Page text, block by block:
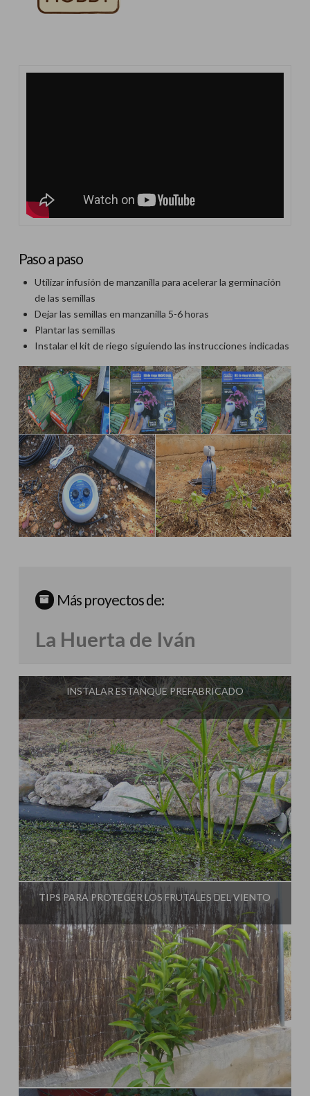
Paso a paso
Utilizar infusión de manzanilla para acelerar la germinación
de las semillas
Dejar las semillas en manzanilla 5-6 horas
Plantar las semillas
Instalar el kit de riego siguiendo las instrucciones indicadas
Más proyectos de:
La Huerta de Iván
INSTALAR ESTANQUE PREFABRICADO
Influencer:La Huerta de Iván
TIPS PARA PROTEGER LOS FRUTALES DEL VIENTO
Influencer:La Huerta de Iván